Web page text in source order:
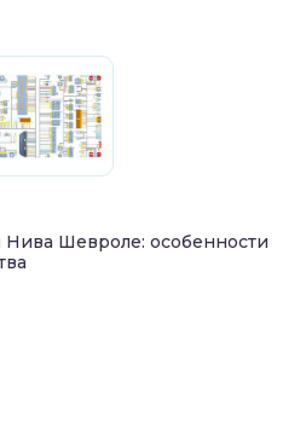
Шевроле: особенности